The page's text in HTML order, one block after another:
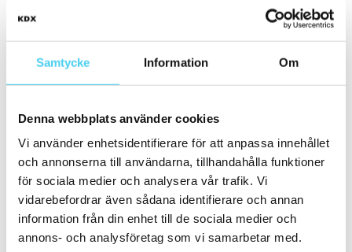
Samtycke Information Om
Denna webbplats använder cookies
Vi använder enhetsidentifierare för att anpassa innehållet
och annonserna till användarna, tillhandahålla funktioner
för sociala medier och analysera vår trafik. Vi
vidarebefordrar även sådana identifierare och annan
information från din enhet till de sociala medier och
annons- och analysföretag som vi samarbetar med.
14.2x16.4 cm(2)
15x45 cm(1)
15x60 cm(1)
ca 20x(33)
ca 20x20 cm(22)
20x20 cm
20x5 cm(2)
20x10 cm(4)
20x25 cm(1)
20x30 cm
(1)